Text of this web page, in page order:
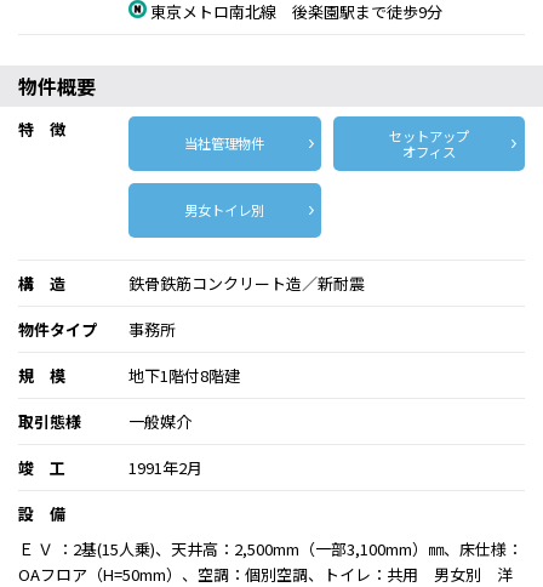
東京メトロ南北線 後楽園駅まで徒歩9分
物件概要
特 徴
当社管理物件
セットアップ
オフィス
男女トイレ別
構 造
鉄骨鉄筋コンクリート造／新耐震
物件タイプ
事務所
規 模
地下1階付8階建
取引態様
一般媒介
竣 工
1991年2月
設 備
Ｅ Ｖ ：2基(15人乗)、天井高：2,500mm（一部3,100mm）㎜、床仕様：
OAフロア（H=50mm）、空調：個別空調、トイレ：共用 男女別 洋